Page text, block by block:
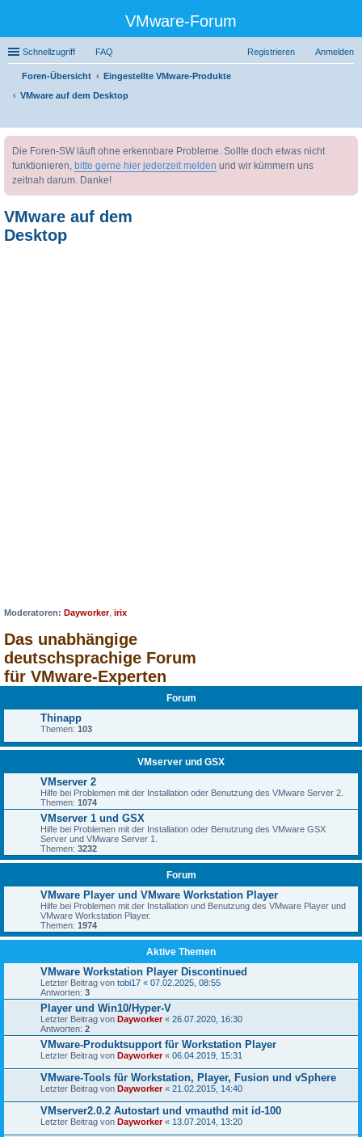
VMware-Forum
Schnellzugriff FAQ Anmelden
Registrieren
Foren-Übersicht
Eingestellte VMware-Produkte
VMware auf dem Desktop
uc
Die Foren-SW läuft ohne erkennbare Probleme. Sollte doch etwas nicht
funktionieren, bitte gerne hier jederzeit melden und wir kümmern uns
zeitnah darum. Danke!
VMware auf dem
Desktop
Moderatoren: Dayworker, irix
Das unabhängige
deutschsprachige Forum
für VMware-Experten
Forum
Thinapp
Themen: 103
VMserver und GSX
VMserver 2
Hilfe bei Problemen mit der Installation oder Benutzung des VMware Server 2.
Themen: 1074
VMserver 1 und GSX
Hilfe bei Problemen mit der Installation oder Benutzung des VMware GSX
Server und VMware Server 1.
Themen: 3232
Forum
VMware Player und VMware Workstation Player
Hilfe bei Problemen mit der Installation und Benutzung des VMware Player und
VMware Workstation Player.
Themen: 1974
Aktive Themen
VMware Workstation Player Discontinued
Letzter Beitrag von tobi17 « 07.02.2025, 08:55
Antworten: 3
Player und Win10/Hyper-V
Letzter Beitrag von Dayworker« 26.07.2020, 16:30
Antworten: 2
VMware-Produktsupport für Workstation Player
Letzter Beitrag von Dayworker« 06.04.2019, 15:31
VMware-Tools für Workstation, Player, Fusion und vSphere
Letzter Beitrag von Dayworker« 21.02.2015, 14:40
VMserver2.0.2 Autostart und vmauthd mit id-100
Letzter Beitrag von Dayworker« 13.07.2014, 13:20